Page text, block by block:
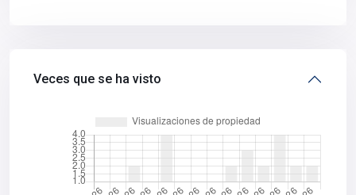
Veces que se ha visto